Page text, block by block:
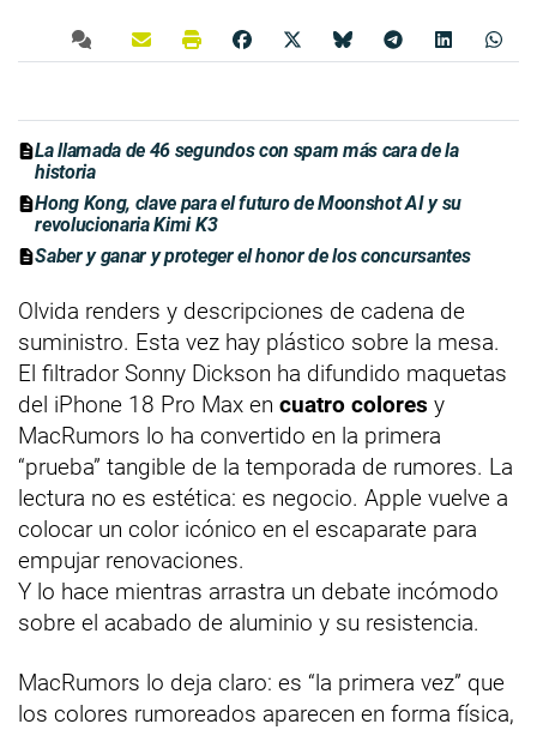
La llamada de 46 segundos con spam más cara de la
historia
Hong Kong, clave para el futuro de Moonshot AI y su
revolucionaria Kimi K3
Saber y ganar y proteger el honor de los concursantes
Olvida renders y descripciones de cadena de
suministro. Esta vez hay plástico sobre la mesa.
El filtrador Sonny Dickson ha difundido maquetas
del iPhone 18 Pro Max en cuatro colores y
MacRumors lo ha convertido en la primera
“prueba” tangible de la temporada de rumores. La
lectura no es estética: es negocio. Apple vuelve a
colocar un color icónico en el escaparate para
empujar renovaciones.
Y lo hace mientras arrastra un debate incómodo
sobre el acabado de aluminio y su resistencia.
MacRumors lo deja claro: es “la primera vez” que
los colores rumoreados aparecen en forma física,